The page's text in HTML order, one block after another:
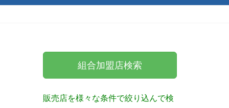
組合加盟店検索
販売店を様々な条件で絞り込んで検